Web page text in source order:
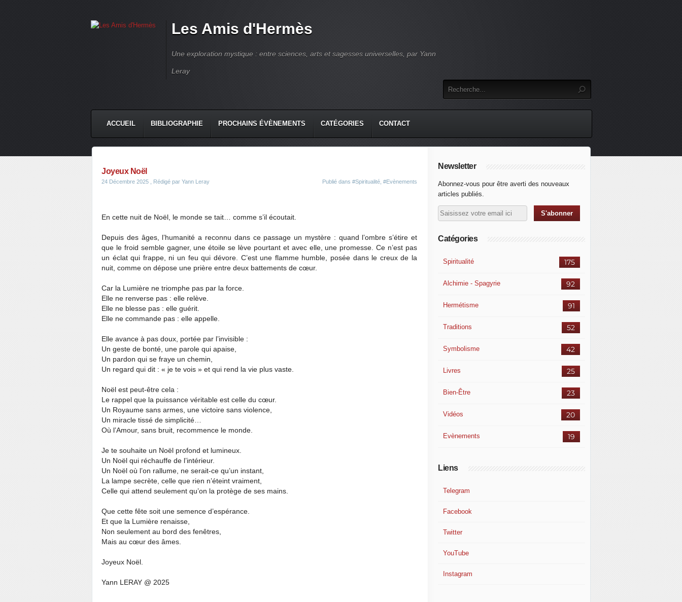
Les Amis d'Hermès
Une exploration mystique : entre sciences, arts et sagesses universelles, par Yann
Leray
ACCUEIL BIBLIOGRAPHIE PROCHAINS ÉVÈNEMENTS CATÉGORIES CONTACT
Joyeux Noël
24 Décembre 2025 , Rédigé par Yann Leray Publié dans #Spiritualité #Evènements
En cette nuit de Noël, le monde se tait… comme s’il écoutait.
Depuis des âges, l’humanité a reconnu dans ce passage un mystère : quand l’ombre s’étire et
que le froid semble gagner, une étoile se lève pourtant et avec elle, une promesse. Ce n’est pas
un éclat qui frappe, ni un feu qui dévore. C’est une flamme humble, posée dans le creux de la
nuit, comme on dépose une prière entre deux battements de cœur.
Car la Lumière ne triomphe pas par la force.
Elle ne renverse pas : elle relève.
Elle ne blesse pas : elle guérit.
Elle ne commande pas : elle appelle.
Elle avance à pas doux, portée par l’invisible :
Un geste de bonté, une parole qui apaise,
Un pardon qui se fraye un chemin,
Un regard qui dit : « je te vois » et qui rend la vie plus vaste.
Noël est peut-être cela :
Le rappel que la puissance véritable est celle du cœur.
Un Royaume sans armes, une victoire sans violence,
Un miracle tissé de simplicité…
Où l’Amour, sans bruit, recommence le monde.
Je te souhaite un Noël profond et lumineux.
Un Noël qui réchauffe de l’intérieur.
Un Noël où l’on rallume, ne serait-ce qu’un instant,
La lampe secrète, celle que rien n’éteint vraiment,
Celle qui attend seulement qu’on la protège de ses mains.
Que cette fête soit une semence d’espérance.
Et que la Lumière renaisse,
Non seulement au bord des fenêtres,
Mais au cœur des âmes.
Joyeux Noël.
Yann LERAY @ 2025
Newsletter
Abonnez-vous pour être averti des nouveaux
articles publiés.
Catégories
175
Spiritualité
92
Alchimie - Spagyrie
91
Hermétisme
52
Traditions
42
Symbolisme
25
Livres
23
Bien-Être
20
Vidéos
19
Evènements
Liens
Telegram
Facebook
Twitter
YouTube
Instagram